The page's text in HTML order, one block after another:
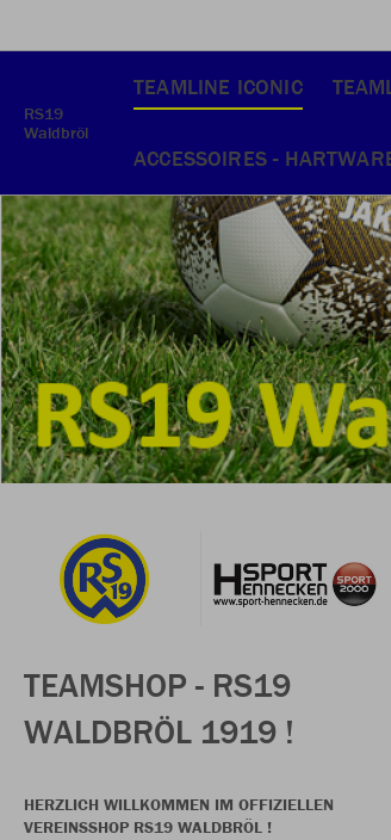
RS19
Waldbröl
TEAMLINE ICONIC
ACCESSOIRES -
TEAMSHOP - RS19
WALDBRÖL 1919 !
HERZLICH WILLKOMMEN IM OFFIZIELLEN
VEREINSSHOP RS19 WALDBRÖL !